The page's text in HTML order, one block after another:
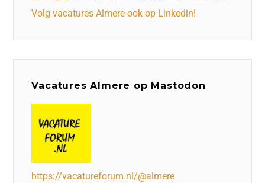
Volg vacatures Almere ook op Linkedin!
Vacatures Almere op Mastodon
https://vacatureforum.nl/@almere